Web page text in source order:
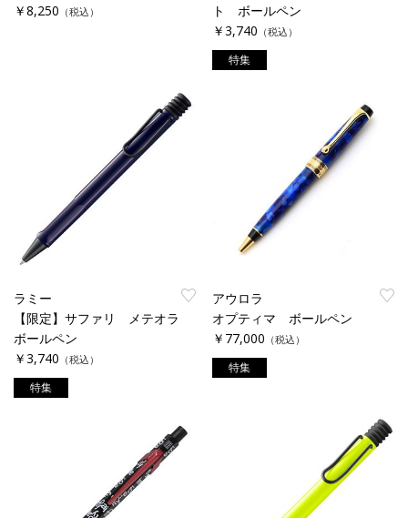
￥8,250 （税込）
ト ボールペン
￥3,740 （税込）
特集
ラミー
【限定】サファリ メテオラ
ボールペン
￥3,740 （税込）
特集
アウロラ
オプティマ ボールペン
￥77,000 （税込）
特集